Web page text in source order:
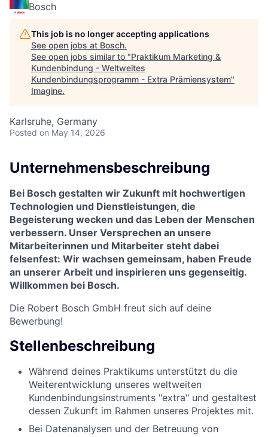
Bosch
This job is no longer accepting applications
See open jobs at Bosch.
See open jobs similar to "Praktikum Marketing &
Kundenbindung - Weltweites
Kundenbindungsprogramm - Extra Prämiensystem"
Imagine.
Karlsruhe, Germany
Posted on May 14, 2026
Unternehmensbeschreibung
Bei Bosch gestalten wir Zukunft mit hochwertigen
Technologien und Dienstleistungen, die
Begeisterung wecken und das Leben der Menschen
verbessern. Unser Versprechen an unsere
Mitarbeiterinnen und Mitarbeiter steht dabei
felsenfest: Wir wachsen gemeinsam, haben Freude
an unserer Arbeit und inspirieren uns gegenseitig.
Willkommen bei Bosch.
Die Robert Bosch GmbH freut sich auf deine
Bewerbung!
Stellenbeschreibung
Während deines Praktikums unterstützt du die
Weiterentwicklung unseres weltweiten
Kundenbindungsinstruments "extra" und gestaltest
dessen Zukunft im Rahmen unseres Projektes mit.
Bei Datenanalysen und der Betreuung von